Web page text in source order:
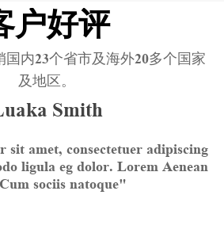
户好评
内23个省市及海外20多个国家
及地区。
Smith
amet, consectetuer adipiscing
ligula eg dolor. Lorem Aenean
sociis natoque"